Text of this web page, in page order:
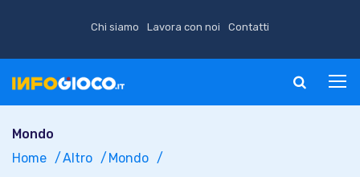
Chi siamo Lavora con noi Contatti
Mondo
Home
Altro Mondo